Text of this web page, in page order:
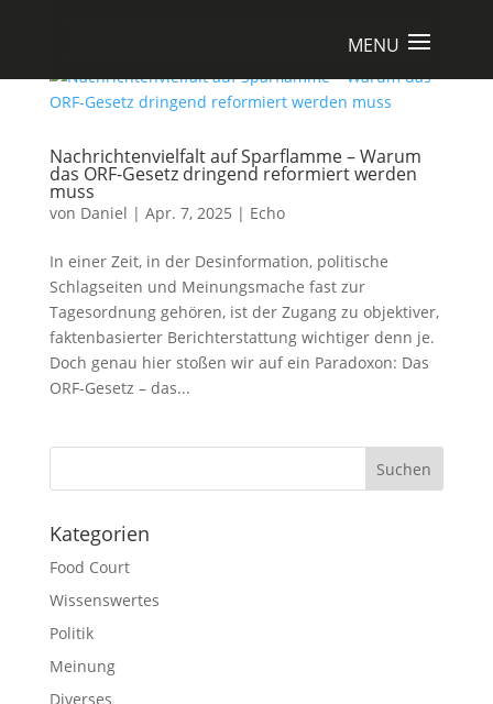
Nachrichtenvielfalt auf Sparflamme – Warum
das ORF-Gesetz dringend reformiert werden
muss
von Daniel | Apr. 7, 2025 | Echo
In einer Zeit, in der Desinformation, politische
Schlagseiten und Meinungsmache fast zur
Tagesordnung gehören, ist der Zugang zu objektiver,
faktenbasierter Berichterstattung wichtiger denn je.
Doch genau hier stoßen wir auf ein Paradoxon: Das
ORF-Gesetz – das...
Suchen
Kategorien
Food Court
Wissenswertes
Politik
Meinung
Diverses